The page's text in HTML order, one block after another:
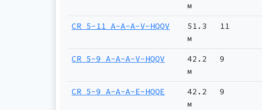
м
CR 5-11 A-A-A-V-HQQV
51.3
м
11
CR 5-9 A-A-A-V-HQQV
42.2
м
9
CR 5-9 A-A-A-E-HQQE
42.2
м
9